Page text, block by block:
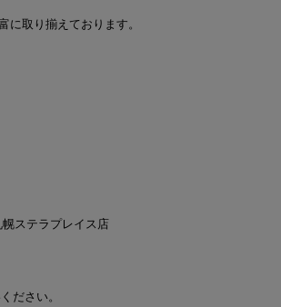
に取り揃えております。
ステラプレイス店
ださい。